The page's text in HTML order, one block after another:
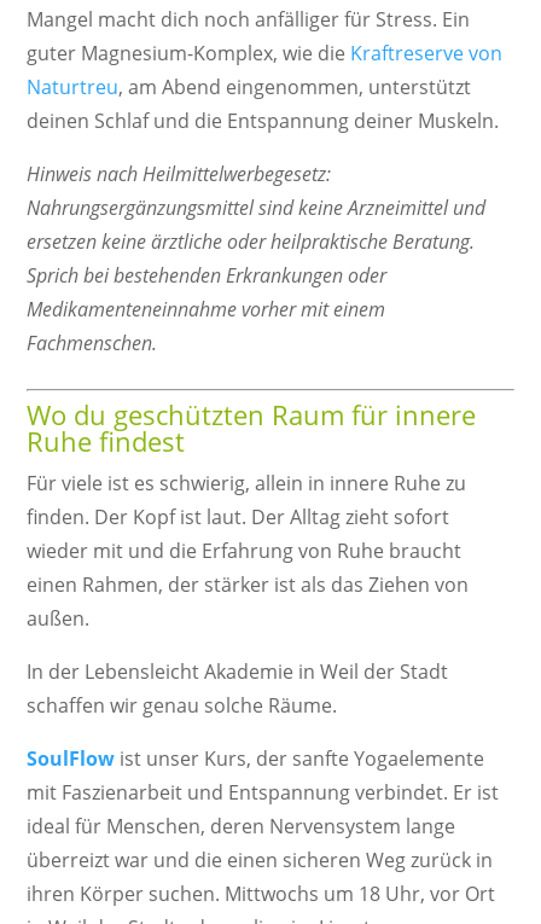
Mangel macht dich noch anfälliger für Stress. Ein
guter Magnesium-Komplex, wie die Kraftreserve von
Naturtreu, am Abend eingenommen, unterstützt
deinen Schlaf und die Entspannung deiner Muskeln.
Hinweis nach Heilmittelwerbegesetz:
Nahrungsergänzungsmittel sind keine Arzneimittel und
ersetzen keine ärztliche oder heilpraktische Beratung.
Sprich bei bestehenden Erkrankungen oder
Medikamenteneinnahme vorher mit einem
Fachmenschen.
Wo du geschützten Raum für innere
Ruhe findest
Für viele ist es schwierig, allein in innere Ruhe zu
finden. Der Kopf ist laut. Der Alltag zieht sofort
wieder mit und die Erfahrung von Ruhe braucht
einen Rahmen, der stärker ist als das Ziehen von
außen.
In der Lebensleicht Akademie in Weil der Stadt
schaffen wir genau solche Räume.
SoulFlow ist unser Kurs, der sanfte Yogaelemente
mit Faszienarbeit und Entspannung verbindet. Er ist
ideal für Menschen, deren Nervensystem lange
überreizt war und die einen sicheren Weg zurück in
ihren Körper suchen. Mittwochs um 18 Uhr, vor Ort